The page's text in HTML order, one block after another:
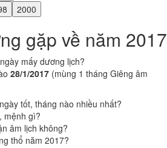
2000
gặp về năm 2017
mấy dương lịch?
28/1/2017 (mùng 1 tháng Giêng âm
tốt, tháng nào nhiều nhất?
mệnh gì?
âm lịch không?
thổ năm 2017?